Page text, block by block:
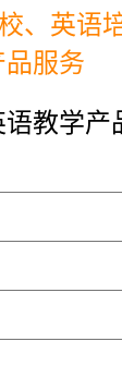
、英语
品服务
教学产